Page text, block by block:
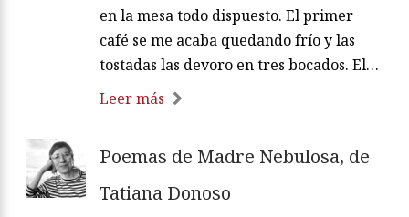
en la mesa todo dispuesto. El primer
café se me acaba quedando frío y las
tostadas las devoro en tres bocados. El…
Leer más
Poemas de Madre Nebulosa, de
Tatiana Donoso